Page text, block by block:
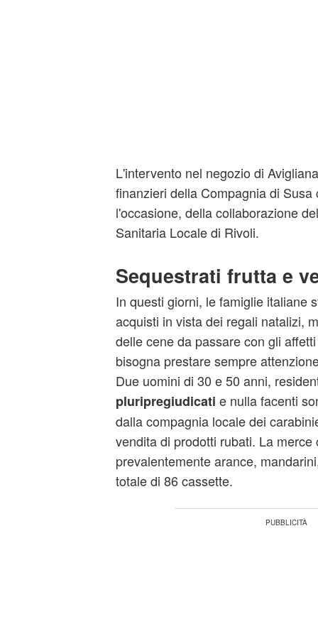
L'intervento nel negozio di
finanzieri della Compagnia di
l'occasione, della collaborazione
Sanitaria Locale di Rivoli.
Sequestrati frutta e
In questi giorni, le famiglie italiane
acquisti in vista dei regali natalizi,
delle cene da passare con gli
bisogna prestare sempre
Due uomini di 30 e 50 anni,
pluripregiudicati e nulla facenti
dalla compagnia locale dei
vendita di prodotti rubati. La merce
prevalentemente arance,
totale di 86 cassette.